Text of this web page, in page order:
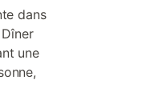
dans
une